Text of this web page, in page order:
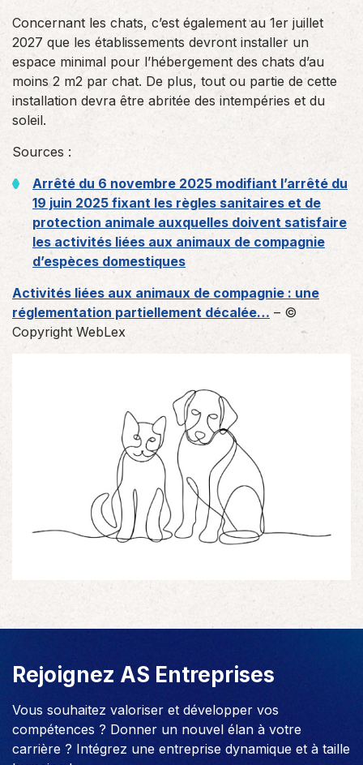
Concernant les chats, c’est également au 1er juillet
2027 que les établissements devront installer un
espace minimal pour l’hébergement des chats d’au
moins 2 m2 par chat. De plus, tout ou partie de cette
installation devra être abritée des intempéries et du
soleil.
Sources :
Arrêté du 6 novembre 2025 modifiant l’arrêté du
19 juin 2025 fixant les règles sanitaires et de
protection animale auxquelles doivent satisfaire
les activités liées aux animaux de compagnie
d’espèces domestiques
Activités liées aux animaux de compagnie : une
réglementation partiellement décalée… – ©
Copyright WebLex
Rejoignez AS Entreprises
Vous souhaitez valoriser et développer vos
compétences ? Donner un nouvel élan à votre
carrière ? Intégrez une entreprise dynamique et à taille